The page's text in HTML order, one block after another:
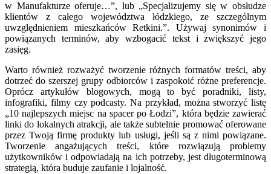
w Manufakturze oferuje…”, lub „Specjalizujemy się w obsłudze
klientów z całego województwa łódzkiego, ze szczególnym
uwzględnieniem mieszkańców Retkini.”. Używaj synonimów i
powiązanych terminów, aby wzbogacić tekst i zwiększyć jego
zasięg.
Warto również rozważyć tworzenie różnych formatów treści, aby
dotrzeć do szerszej grupy odbiorców i zaspokoić różne preferencje.
Oprócz artykułów blogowych, mogą to być poradniki, listy,
infografiki, filmy czy podcasty. Na przykład, można stworzyć listę
„10 najlepszych miejsc na spacer po Łodzi”, która będzie zawierać
linki do lokalnych atrakcji, ale także subtelnie promować oferowane
przez Twoją firmę produkty lub usługi, jeśli są z nimi powiązane.
Tworzenie angażujących treści, które rozwiązują problemy
użytkowników i odpowiadają na ich potrzeby, jest długoterminową
strategią, która buduje zaufanie i lojalność.